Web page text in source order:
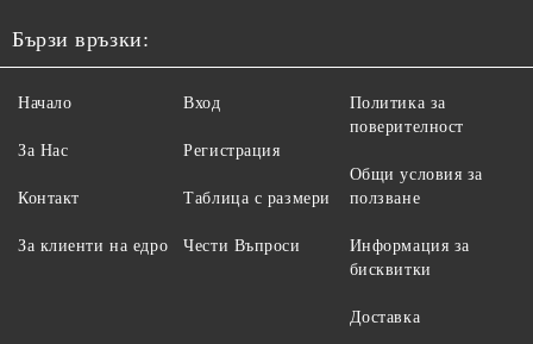
Бързи връзки:
Начало
За Нас
Контакт
За клиенти на едро
Вход
Регистрация
Таблица с размери
Чести Въпроси
Политика за
поверителност
Общи условия за
ползване
Информация за
бисквитки
Доставка